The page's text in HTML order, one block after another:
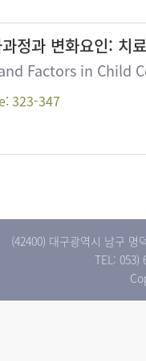
정과 변화요인:
Factors in Child
323-347
(42400) 대구광역시 남구 명
TEL: 053)